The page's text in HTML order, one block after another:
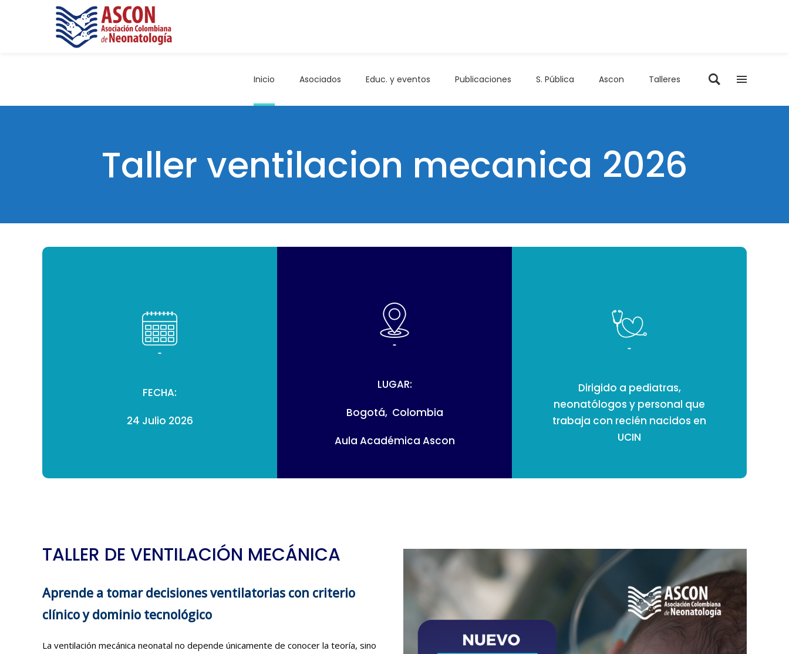
Inicio Asociados Educ. y eventos Publicaciones S. Pública Ascon Talleres
Taller ventilacion mecanica 2026
FECHA:
24 Julio 2026
LUGAR:
Bogotá, Colombia
Aula Académica Ascon
Dirigido a pediatras,
neonatólogos y personal que
trabaja con recién nacidos en
UCIN
TALLER DE VENTILACIÓN MECÁNICA
Aprende a tomar decisiones ventilatorias con criterio
clínico y dominio tecnológico
La ventilación mecánica neonatal no depende únicamente de conocer la teoría, sino